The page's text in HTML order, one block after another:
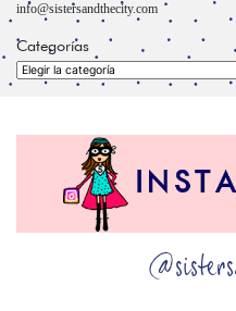
info@sistersandthecity.com
Categorías
Categorías